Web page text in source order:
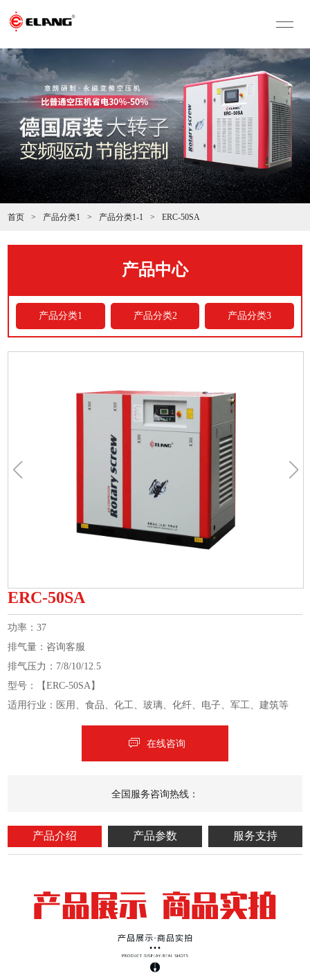
首页 > 产品分类1 > 产品分类1-1 > ERC-50SA
产品中心
产品分类1 产品分类2 产品分类3
ERC-50SA
功率：37
排气量：咨询客服
排气压力：7/8/10/12.5
型号：【ERC-50SA】
适用行业：医用、食品、化工、玻璃、化纤、电子、军工、建筑等
在线咨询
全国服务咨询热线：
产品介绍 产品参数 服务支持